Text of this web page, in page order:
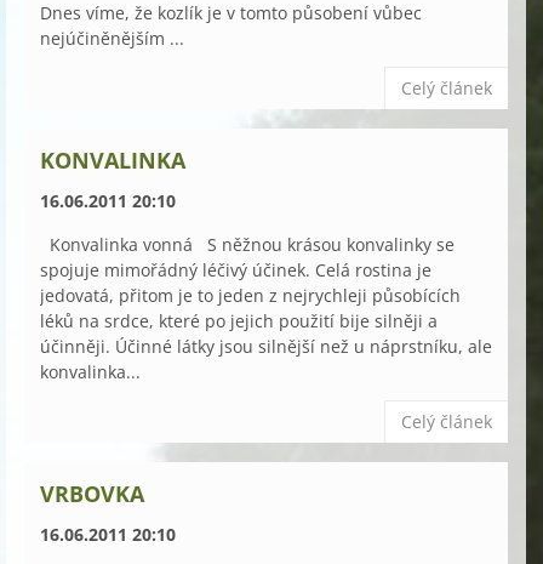
Dnes víme, že kozlík je v tomto působení vůbec
nejúčiněnějším ...
Celý článek
KONVALINKA
16.06.2011 20:10
Konvalinka vonná S něžnou krásou konvalinky se
spojuje mimořádný léčivý účinek. Celá rostina je
jedovatá, přitom je to jeden z nejrychleji působících
léků na srdce, které po jejich použití bije silněji a
účinněji. Účinné látky jsou silnější než u náprstníku, ale
konvalinka...
Celý článek
VRBOVKA
16.06.2011 20:10